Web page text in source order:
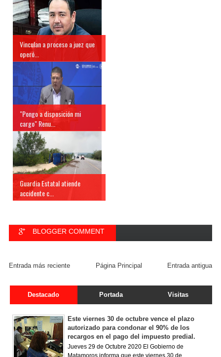
Vinculan a proceso a juez que
operó...
"Pongo a disposición mi
cargo" Renu...
Guardia Estatal atiende
accidente c...
BLOGGER COMMENT
Entrada más reciente Entrada antigua
Página Principal
Destacado Portada Visitas
Este viernes 30 de octubre vence el plazo
autorizado para condonar el 90% de los
recargos en el pago del impuesto predial.
Jueves 29 de Octubre 2020 El Gobierno de
Matamoros informa que este viernes 30 de